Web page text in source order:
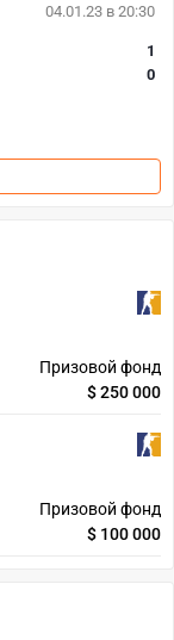
04.01.23 в 20:30
1
0
Призовой фонд
$ 250 000
Призовой фонд
$ 100 000